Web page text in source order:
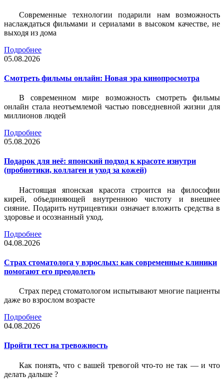
Современные технологии подарили нам возможность
наслаждаться фильмами и сериалами в высоком качестве, не
выходя из дома
Подробнее
05.08.2026
Смотреть фильмы онлайн: Новая эра кинопросмотра
В современном мире возможность смотреть фильмы
онлайн стала неотъемлемой частью повседневной жизни для
миллионов людей
Подробнее
05.08.2026
Подарок для неё: японский подход к красоте изнутри
(пробиотики, коллаген и уход за кожей)
Настоящая японская красота строится на философии
кирей, объединяющей внутреннюю чистоту и внешнее
сияние. Подарить нутрицевтики означает вложить средства в
здоровье и осознанный уход.
Подробнее
04.08.2026
Страх стоматолога у взрослых: как современные клиники
помогают его преодолеть
Страх перед стоматологом испытывают многие пациенты
даже во взрослом возрасте
Подробнее
04.08.2026
Пройти тест на тревожность
Как понять, что с вашей тревогой что-то не так — и что
делать дальше ?